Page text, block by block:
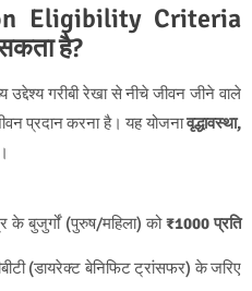
Eligibility Criteria
है?
उद्देश्य गरीबी रेखा से नीचे जीवन जीने वाले
प्रदान करना है। यह योजनावृद्धावस्था,
के बुजुर्गों (पुरुष/महिला) को₹1000 प्रति
(डायरेक्ट बेनिफिट ट्रांसफर) के जरिए